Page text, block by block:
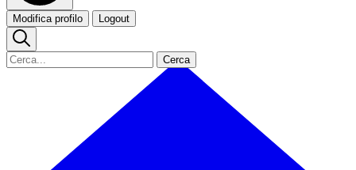
Modifica profilo Logout
Cerca